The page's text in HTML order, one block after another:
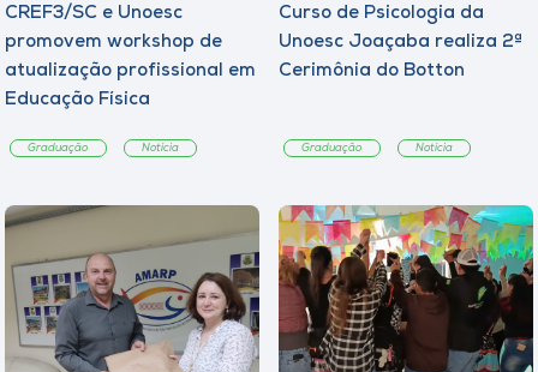
CREF3/SC e Unoesc
promovem workshop de
atualização profissional em
Educação Física
Graduação Notícia
Curso de Psicologia da
Unoesc Joaçaba realiza 2ª
Cerimônia do Botton
Graduação Notícia